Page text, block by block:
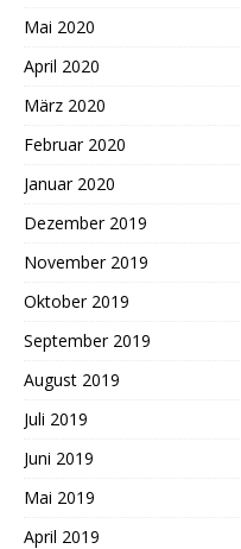
Mai 2020
April 2020
März 2020
Februar 2020
Januar 2020
Dezember 2019
November 2019
Oktober 2019
September 2019
August 2019
Juli 2019
Juni 2019
Mai 2019
April 2019